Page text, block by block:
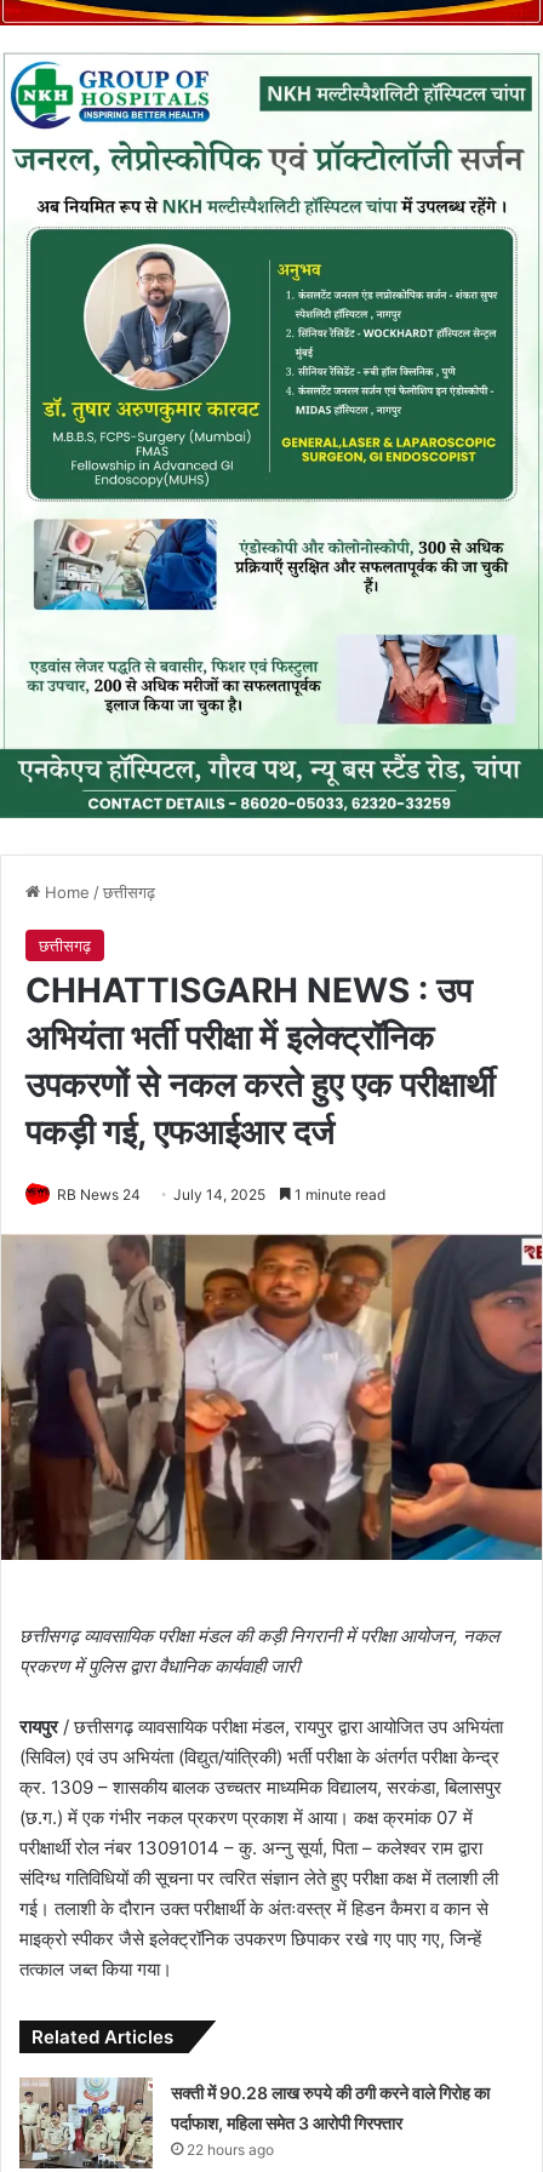
Home /छत्तीसगढ़
छत्तीसगढ़
CHHATTISGARH NEWS : उप
अभियंता भर्ती परीक्षा में इलेक्ट्रॉनिक
उपकरणों से नकल करते हुए एक परीक्षार्थी
पकड़ी गई, एफआईआर दर्ज
RB News 24 July 14, 2025 1 minute read
छत्तीसगढ़ व्यावसायिक परीक्षा मंडल की कड़ी निगरानी में परीक्षा आयोजन, नकल
प्रकरण में पुलिस द्वारा वैधानिक कार्यवाही जारी
रायपुर/ छत्तीसगढ़ व्यावसायिक परीक्षा मंडल, रायपुर द्वारा आयोजित उप अभियंता
(सिविल) एवं उप अभियंता (विद्युत/यांत्रिकी) भर्ती परीक्षा के अंतर्गत परीक्षा केन्द्र
क्र. 1309 – शासकीय बालक उच्चतर माध्यमिक विद्यालय, सरकंडा, बिलासपुर
(छ.ग.) में एक गंभीर नकल प्रकरण प्रकाश में आया। कक्ष क्रमांक 07 में
परीक्षार्थी रोल नंबर 13091014 – कु. अन्नु सूर्या, पिता – कलेश्वर राम द्वारा
संदिग्ध गतिविधियों की सूचना पर त्वरित संज्ञान लेते हुए परीक्षा कक्ष में तलाशी ली
गई। तलाशी के दौरान उक्त परीक्षार्थी के अंतःवस्त्र में हिडन कैमरा व कान से
माइक्रो स्पीकर जैसे इलेक्ट्रॉनिक उपकरण छिपाकर रखे गए पाए गए, जिन्हें
तत्काल जब्त किया गया।
Related Articles
सक्ती में 90.28 लाख रुपये की ठगी करने वाले गिरोह का
पर्दाफाश, महिला समेत 3 आरोपी गिरफ्तार
22 hours ago